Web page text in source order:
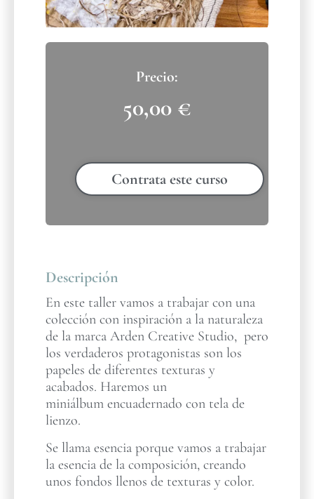
50,00 €
Contrata este curso
Descripción
En este taller vamos a trabajar con una
colección con inspiración a la naturaleza
de la marca Arden Creative Studio, pero
los verdaderos protagonistas son los
papeles de diferentes texturas y
acabados. Haremos un
miniálbum encuadernado con tela de
lienzo.
Se llama esencia porque vamos a trabajar
la esencia de la composición, creando
unos fondos llenos de texturas y color.